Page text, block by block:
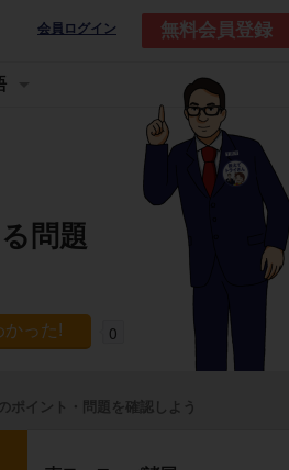
会員ログイン 無料会員登録
問題
0
ポイント・問題を確認しよう